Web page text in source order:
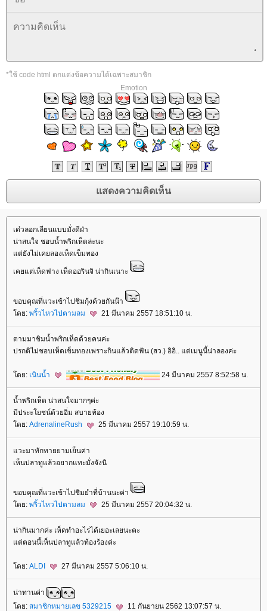
*ใช้ code html ตกแต่งข้อความได้เฉพาะสมาชิก
Emotion
เด๋วลอกเลียนแบบมั่งดีฝ่า
น่าสนใจ ชอบน้ำพริกเห็ดล่ะนะ
ต่ยังไม่เคยลองเห็ดเข็มทอง
เคยแต่เห็ดฟาง เห็ดออรินจิ น่ากินเนาะ
ขอบคุณที่แวะเข้าไปชิมกุ้งด้วยกันน๊า
ดย: พริ้วไหวไปตามลม 21 มีนาคม 2557 18:51:10 น.
ตามมาชิมน้ำพริกเห็ดด้วยคนค่ะ
ปรกติไม่ชอบเห็ดเข็มทองเพราะกินแล้วติดฟัน (สว.) อิอิ.. แต่เมนูนี้น่าลองค่ะ
ดย: เนินน้ำ 24 มีนาคม 2557 8:52:58 น.
น้ำพริกเห็ด น่าสนใจมากๆค่ะ
มีประะโยชน์ด้วยอิ่ม สบายท้อง
ดย: AdrenalineRush 25 มีนาคม 2557 19:10:59 น.
วะมาทักทายยามเย็นค่า
เห็นปลาทูแล้วอยากแทะมั่งจังนิ
ขอบคุณที่แวะเข้าไปชิมยำที่บ้านนะค่า
ดย: พริ้วไหวไปตามลม 25 มีนาคม 2557 20:04:32 น.
น่ากินมากค่ะ เห็ดทำอะไรได้เยอะเลยนะคะ
ต่ตอนนี้เห็นปลาทูแล้วท้องร้องค่ะ
ดย: ALDI 27 มีนาคม 2557 5:06:10 น.
น่าทานค่า
ดย: สมาชิกหมายเลข 5329215 11 กันยายน 2562 13:07:57 น.